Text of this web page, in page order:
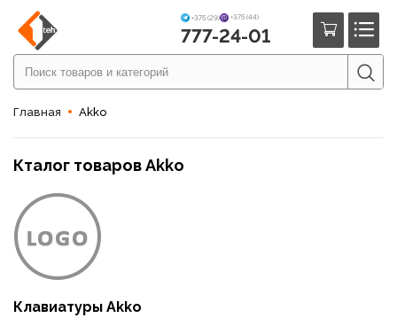
+375 (29) +375 (44)
777-24-01
Главная Akko
Кталог товаров Akko
Клавиатуры Akko